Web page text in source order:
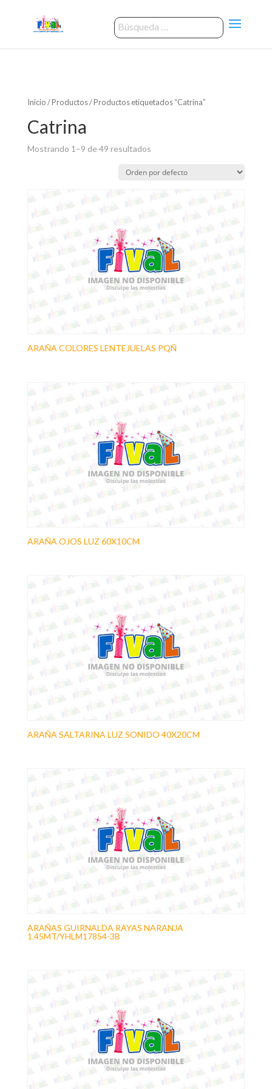
Inicio/Productos/ Productos etiquetados “Catrina”
Catrina
Mostrando 1–9 de 49 resultados
ARAÑA COLORES LENTEJUELAS PQÑ
ARAÑA OJOS LUZ 60X10CM
ARAÑA SALTARINA LUZ SONIDO 40X20CM
ARAÑAS GUIRNALDA RAYAS NARANJA
1.45MT/YHLM17854-3B